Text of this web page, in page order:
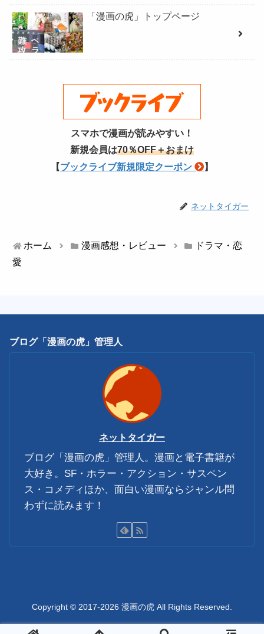
「漫画の虎」トップページ
スマホで漫画が読みやすい！
新規会員は70％OFF＋おまけ
【ブックライブ新規限定クーポン 】
ネットタイガー
ホーム 漫画感想・レビュー
ドラマ・恋
愛
ブログ「漫画の虎」管理人
ネットタイガー
ブログ「漫画の虎」管理人。漫画と電子書籍が
大好き。SF・ホラー・アクション・サスペン
ス・コメディほか、面白い漫画ならジャンル問
わずに読みます！
Copyright © 2017-2026 漫画の虎 All Rights Reserved.